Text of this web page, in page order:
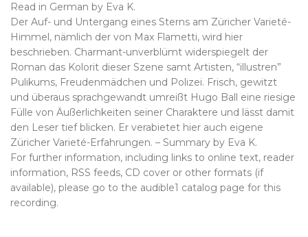
Read in German by Eva K.
Der Auf- und Untergang eines Sterns am Züricher Varieté-
Himmel, nämlich der von Max Flametti, wird hier
beschrieben. Charmant-unverblümt widerspiegelt der
Roman das Kolorit dieser Szene samt Artisten, “illustren”
Pulikums, Freudenmädchen und Polizei. Frisch, gewitzt
und überaus sprachgewandt umreißt Hugo Ball eine riesige
Fülle von Äußerlichkeiten seiner Charaktere und lässt damit
den Leser tief blicken. Er verabietet hier auch eigene
Züricher Varieté-Erfahrungen. – Summary by Eva K.
For further information, including links to online text, reader
information, RSS feeds, CD cover or other formats (if
available), please go to the audible1 catalog page for this
recording.